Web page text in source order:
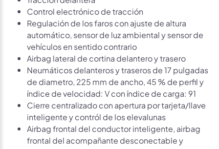
Control electrónico de tracción
Regulación de los faros con ajuste de altura
automático, sensor de luz ambiental y sensor de
vehículos en sentido contrario
Airbag lateral de cortina delantero y trasero
Neumáticos delanteros y traseros de 17 pulgadas
de diametro, 225 mm de ancho, 45 % de perfil y
índice de velocidad: V con índice de carga: 91
Cierre centralizado con apertura por tarjeta/llave
inteligente y contról de los elevalunas
Airbag frontal del conductor inteligente, airbag
frontal del acompañante desconectable y